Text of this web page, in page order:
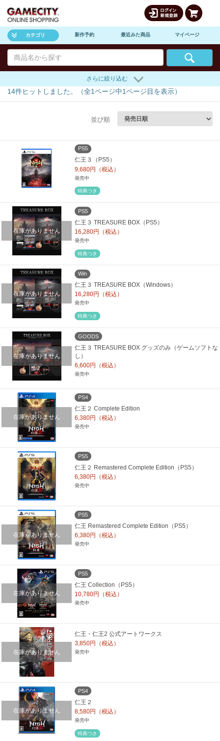
カテゴリ 新作予約 最近みた商品 マイページ
さらに絞り込む
14件ヒットしました。（全1ページ中1ページ目を表示）
並び順
PS5
仁王３（PS5）
9,680円（税込）
発売中
特典つき
在庫がありません
PS5
仁王３ TREASURE BOX（PS5）
16,280円（税込）
発売中
特典つき
在庫がありません
Win
仁王３ TREASURE BOX（Windows）
16,280円（税込）
発売中
特典つき
在庫がありません
GOODS
仁王３ TREASURE BOX グッズのみ（ゲームソフトな
し）
6,600円（税込）
発売中
在庫がありません
PS4
仁王２ Complete Edition
6,380円（税込）
発売中
PS5
仁王２ Remastered Complete Edition（PS5）
6,380円（税込）
発売中
在庫がありません
PS5
仁王 Remastered Complete Edition（PS5）
6,380円（税込）
発売中
在庫がありません
PS5
仁王 Collection（PS5）
10,780円（税込）
発売中
在庫がありません
仁王・仁王2 公式アートワークス
3,850円（税込）
発売中
在庫がありません
PS4
仁王２
8,580円（税込）
発売中
特典つき